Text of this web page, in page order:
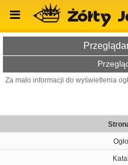
Za mało informacji do wyświetlenia